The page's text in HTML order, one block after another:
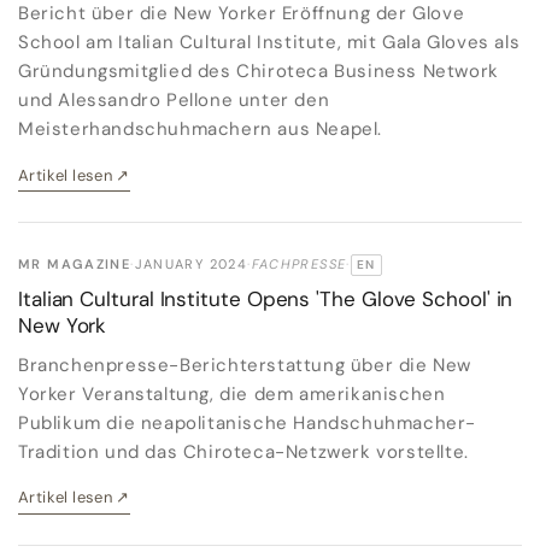
Bericht über die New Yorker Eröffnung der Glove
School am Italian Cultural Institute, mit Gala Gloves als
Gründungsmitglied des Chiroteca Business Network
und Alessandro Pellone unter den
Meisterhandschuhmachern aus Neapel.
Artikel lesen ↗
MR MAGAZINE·JANUARY 2024 ·FACHPRESSE· ORIGINALSPRACHE:
EN
Italian Cultural Institute Opens 'The Glove School' in
New York
Branchenpresse-Berichterstattung über die New
Yorker Veranstaltung, die dem amerikanischen
Publikum die neapolitanische Handschuhmacher-
Tradition und das Chiroteca-Netzwerk vorstellte.
Artikel lesen ↗